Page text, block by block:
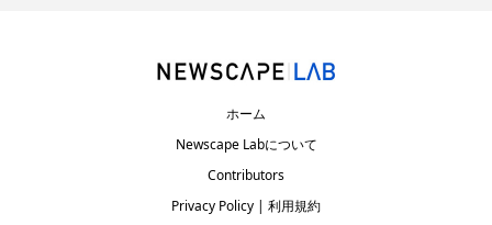
ホーム
Newscape Labについて
Contributors
Privacy Policy | 利用規約